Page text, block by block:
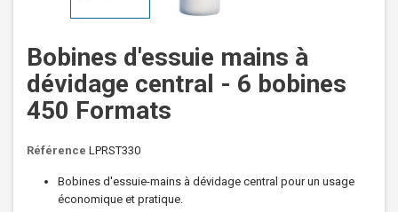
Bobines d'essuie mains à
dévidage central - 6 bobines
450 Formats
Référence LPRST330
Bobines d'essuie-mains à dévidage central pour un usage
économique et pratique.